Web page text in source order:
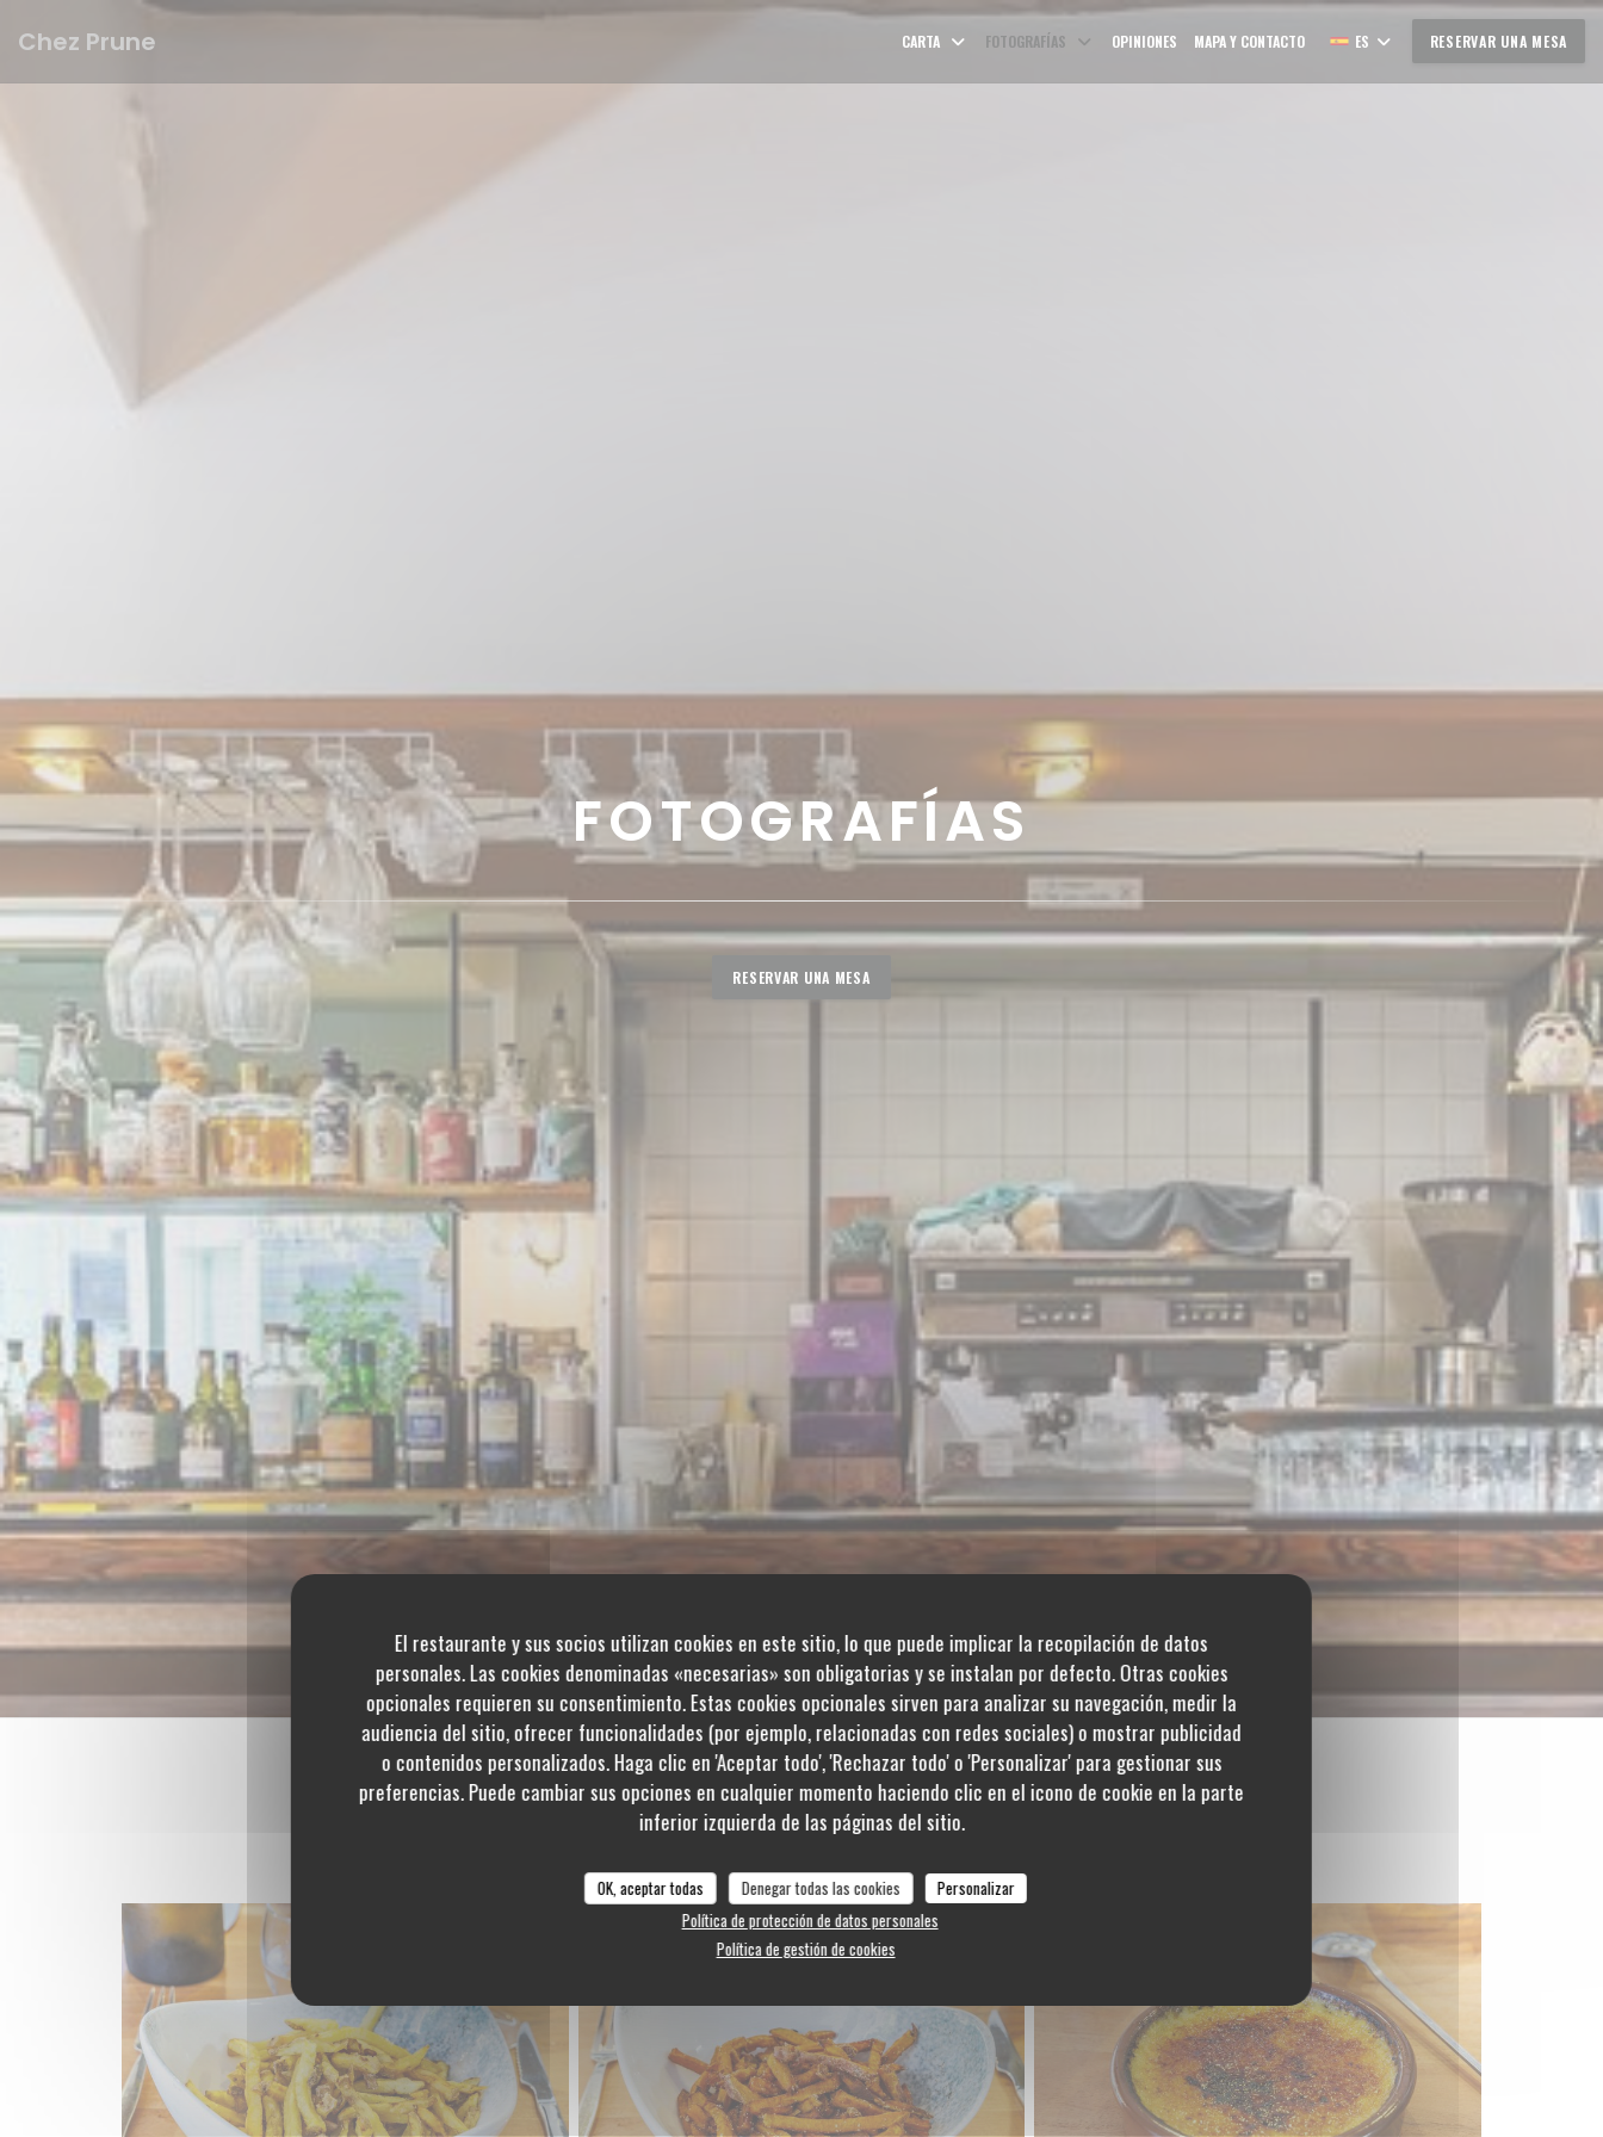
Personalización de sus opciones de cookies
El restaurante y sus socios utilizan cookies en este sitio, lo que puede implicar la recopilación de datos
personales. Las cookies denominadas «necesarias» son obligatorias y se instalan por defecto. Otras cookies
opcionales requieren su consentimiento. Estas cookies opcionales sirven para analizar su navegación, medir la
audiencia del sitio, ofrecer funcionalidades (por ejemplo, relacionadas con redes sociales) o mostrar publicidad
o contenidos personalizados. Haga clic en 'Aceptar todo', 'Rechazar todo' o 'Personalizar' para gestionar sus
preferencias. Puede cambiar sus opciones en cualquier momento haciendo clic en el icono de cookie en la parte
inferior izquierda de las páginas del sitio.
OK, aceptar todas Denegar todas las cookies
Personalizar
Política de protección de datos personales
Política de gestión de cookies
Chez Prune CARTA FOTOGRAFÍAS OPINIONES MAPA Y CONTACTO ES RESERVAR UNA MESA
FOTOGRAFÍAS
RESERVAR UNA MESA
Les burgers